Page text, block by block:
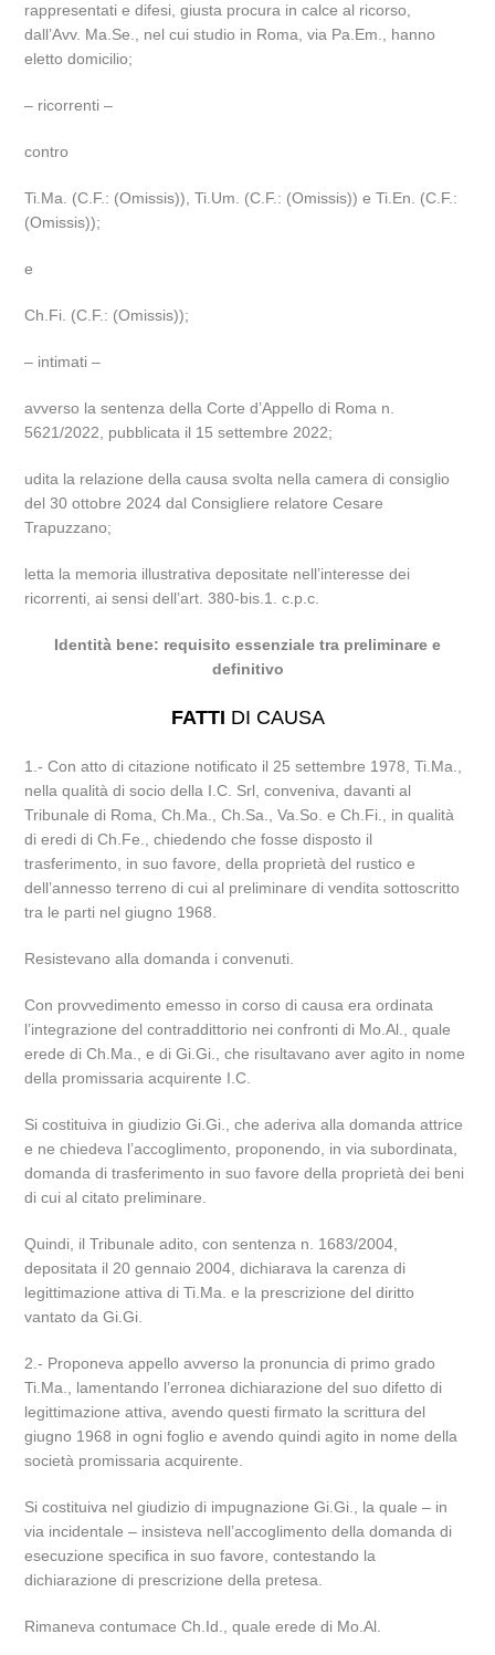
rappresentati e difesi, giusta procura in calce al ricorso,
dall’Avv. Ma.Se., nel cui studio in Roma, via Pa.Em., hanno
eletto domicilio;
– ricorrenti –
contro
Ti.Ma. (C.F.: (Omissis)), Ti.Um. (C.F.: (Omissis)) e Ti.En. (C.F.:
(Omissis));
e
Ch.Fi. (C.F.: (Omissis));
– intimati –
avverso la sentenza della Corte d’Appello di Roma n.
5621/2022, pubblicata il 15 settembre 2022;
udita la relazione della causa svolta nella camera di consiglio
del 30 ottobre 2024 dal Consigliere relatore Cesare
Trapuzzano;
letta la memoria illustrativa depositate nell’interesse dei
ricorrenti, ai sensi dell’art. 380-bis.1. c.p.c.
Identità bene: requisito essenziale tra preliminare e
definitivo
FATTI DI CAUSA
1.- Con atto di citazione notificato il 25 settembre 1978, Ti.Ma.,
nella qualità di socio della I.C. Srl, conveniva, davanti al
Tribunale di Roma, Ch.Ma., Ch.Sa., Va.So. e Ch.Fi., in qualità
di eredi di Ch.Fe., chiedendo che fosse disposto il
trasferimento, in suo favore, della proprietà del rustico e
dell’annesso terreno di cui al preliminare di vendita sottoscritto
tra le parti nel giugno 1968.
Resistevano alla domanda i convenuti.
Con provvedimento emesso in corso di causa era ordinata
l’integrazione del contraddittorio nei confronti di Mo.Al., quale
erede di Ch.Ma., e di Gi.Gi., che risultavano aver agito in nome
della promissaria acquirente I.C.
Si costituiva in giudizio Gi.Gi., che aderiva alla domanda attrice
e ne chiedeva l’accoglimento, proponendo, in via subordinata,
domanda di trasferimento in suo favore della proprietà dei beni
di cui al citato preliminare.
Quindi, il Tribunale adito, con sentenza n. 1683/2004,
depositata il 20 gennaio 2004, dichiarava la carenza di
legittimazione attiva di Ti.Ma. e la prescrizione del diritto
vantato da Gi.Gi.
2.- Proponeva appello avverso la pronuncia di primo grado
Ti.Ma., lamentando l’erronea dichiarazione del suo difetto di
legittimazione attiva, avendo questi firmato la scrittura del
giugno 1968 in ogni foglio e avendo quindi agito in nome della
società promissaria acquirente.
Si costituiva nel giudizio di impugnazione Gi.Gi., la quale – in
via incidentale – insisteva nell’accoglimento della domanda di
esecuzione specifica in suo favore, contestando la
dichiarazione di prescrizione della pretesa.
Rimaneva contumace Ch.Id., quale erede di Mo.Al.